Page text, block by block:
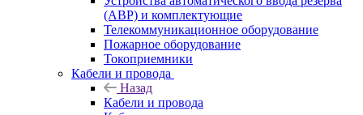
(АВР) и комплектующие
Телекоммуникационное оборудование
Пожарное оборудование
Токоприемники
Кабели и провода
Назад
Кабели и провода